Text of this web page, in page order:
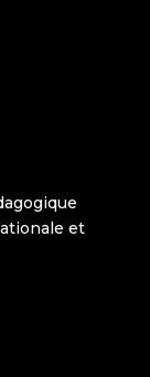
et